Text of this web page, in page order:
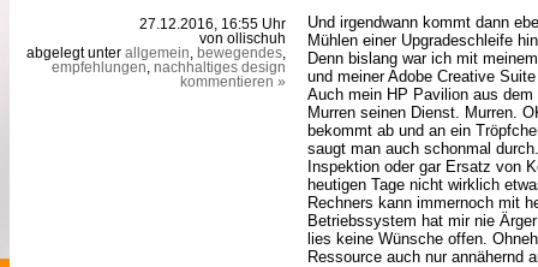
27.12.2016, 16:55 Uhr
von ollischuh
abgelegt unter allgemein bewegendes
empfehlungen nachhaltiges design
kommentieren »
Und irgendwann kommt dann
Mühlen einer Upgradeschleife
Denn bislang war ich mit
und meiner Adobe Creative
Auch mein HP Pavilion aus
Murren seinen Dienst. Murren.
bekommt ab und an ein
saugt man auch schonmal
Inspektion oder gar Ersatz von
heutigen Tage nicht wirklich
Rechners kann immernoch mit
Betriebssystem hat mir nie
lies keine Wünsche offen.
Ressource auch nur annähernd